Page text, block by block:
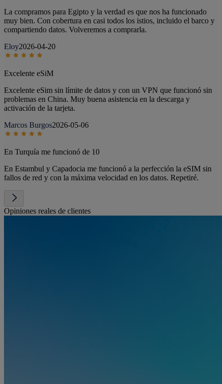
La compramos para Egipto y la verdad es que nos ha funcionado
muy bien. Con cobertura en casi todos los istios, incluido el barco y
compartiendo datos. Volveremos a comprarla.
Eloy2026-04-20
Excelente eSiM
Excelente eSim sin límite de datos y con un VPN que funcionó sin
problemas en China. Muy buena asistencia en la descarga y
activación de la tarjeta.
Marcos Burgos2026-05-06
En Turquía me funcionó de 10
En Estambul y Capadocia me funcionó a la perfección la eSIM sin
fallos de red y con la máxima velocidad en los datos. Repetiré.
Opiniones reales de clientes